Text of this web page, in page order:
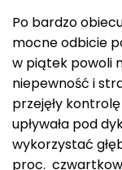
Po bardzo
mocne odbicie
w piątek powoli
niepewność i
przejęły
upływała pod
wykorzystać
proc.